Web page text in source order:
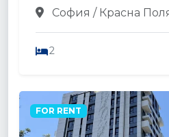
София / Красна
2
FOR RENT